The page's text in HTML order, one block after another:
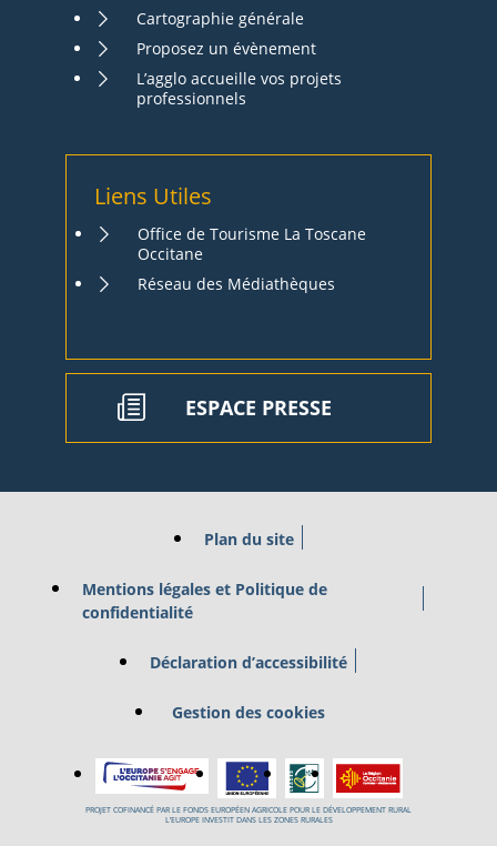
Cartographie générale
Proposez un évènement
L’agglo accueille vos projets
professionnels
Liens Utiles
Office de Tourisme La Toscane
Occitane
Réseau des Médiathèques
ESPACE PRESSE
Plan du site
Mentions légales et Politique de
confidentialité
Déclaration d’accessibilité
Gestion des cookies
PROJET COFINANCÉ PAR LE FONDS EUROPÉEN AGRICOLE POUR LE DÉVELOPPEMENT RURAL
L’EUROPE INVESTIT DANS LES ZONES RURALES